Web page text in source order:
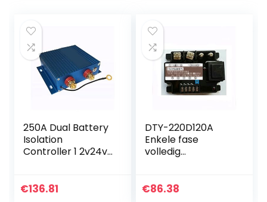
250A Dual Battery
Isolation
Controller 1 2v24v
Relay Voor auto
€136.81
DTY-220D120A
Enkele fase
volledig
nde module 120A
€86.38